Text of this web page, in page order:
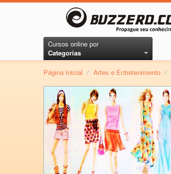
Cursos online por
Categorias
Página Inicial / Artes e Entretenimento /